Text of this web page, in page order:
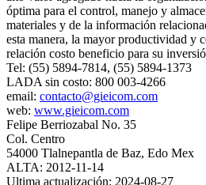
óptima para el control, manejo y
materiales y de la información
esta manera, la mayor productividad y
relación costo beneficio para su
Tel: (55) 5894-7814, (55) 5894-1373
LADA sin costo: 800 003-4266
email: contacto@gieicom.com
web: www.gieicom.com
Felipe Berriozabal No. 35
Col. Centro
54000 Tlalnepantla de Baz, Edo Mex
ALTA: 2012-11-14
Ultima actualización: 2024-08-27